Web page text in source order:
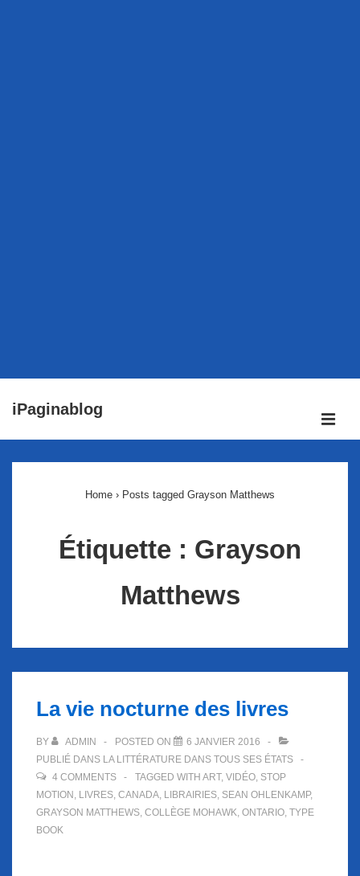
passer
iPaginablog
Home › Posts tagged Grayson Matthews
Étiquette : Grayson
Matthews
La vie nocturne des livres
BY ADMIN POSTED ON
6 JANVIER 2016
PUBLIÉ DANS LA LITTÉRATURE DANS TOUS SES ÉTATS
4 COMMENTS
TAGGED WITH ART, VIDÉO, STOP
MOTION , LIVRES, CANADA, LIBRAIRIES, SEAN OHLENKAMP,
GRAYSON MATTHEWS, COLLÈGE MOHAWK, ONTARIO, TYPE
BOOK